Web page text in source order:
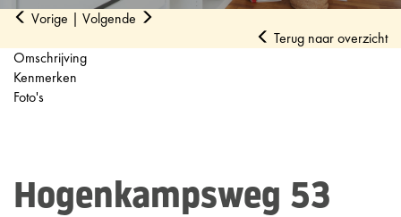
Vorige | Volgende
Terug naar overzicht
Omschrijving
Kenmerken
Foto's
Hogenkampsweg 53